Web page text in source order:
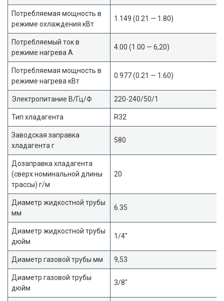
Потребляемая мощность в
режиме охлаждения кВт
1.149 (0.21 — 1.80)
Потребляемый ток в
режиме нагрева А
4.00 (1.00 — 6,20)
Потребляемая мощность в
режиме нагрева кВт
0.977 (0.21 — 1.60)
Электропитание В/Гц/Ф 220-240/50/1
Тип хладагента R32
Заводская заправка
хладагента г
580
Дозаправка хладагента
(сверх номинальной длины
трассы) г/м
20
Диаметр жидкостной трубы
мм
6.35
Диаметр жидкостной трубы
дюйм
1/4″
Диаметр газовой трубы мм 9,53
Диаметр газовой трубы
дюйм
3/8″